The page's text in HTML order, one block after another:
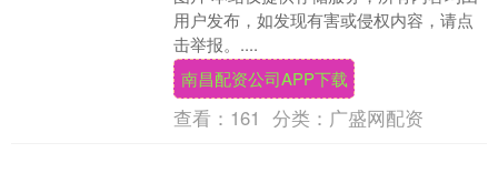
用户发布，如发现有害或侵权内容，请点
击举报。....
南昌配资公司APP下载
查看： 161 分类： 广盛网配资